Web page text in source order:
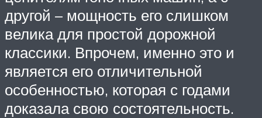
другой – мощность его слишком
велика для простой дорожной
классики. Впрочем, именно это и
является его отличительной
особенностью, которая с годами
доказала свою состоятельность.